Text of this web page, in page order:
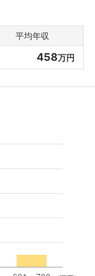
平均年収
458万円